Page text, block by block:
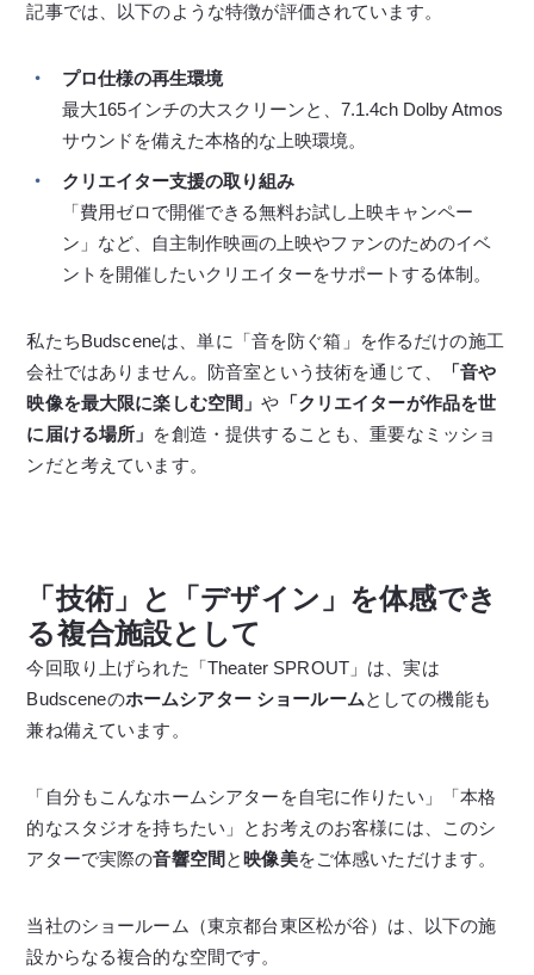
記事では、以下のような特徴が評価されています。
プロ仕様の再生環境
最大165インチの大スクリーンと、7.1.4ch Dolby Atmos
サウンドを備えた本格的な上映環境。
クリエイター支援の取り組み
「費用ゼロで開催できる無料お試し上映キャンペー
ン」など、自主制作映画の上映やファンのためのイベ
ントを開催したいクリエイターをサポートする体制。
私たちBudsceneは、単に「音を防ぐ箱」を作るだけの施工
会社ではありません。防音室という技術を通じて、
「音や
映像を最大限に楽しむ空間」や 「クリエイターが作品を世
に届ける場所」 を創造・提供することも、重要なミッショ
ンだと考えています。
「技術」と「デザイン」を体感でき
る複合施設として
今回取り上げられた「Theater SPROUT」は、実は
Budsceneのホームシアター ショールームとしての機能も
兼ね備えています。
「自分もこんなホームシアターを自宅に作りたい」「本格
的なスタジオを持ちたい」とお考えのお客様には、このシ
アターで実際の音響空間 と 映像美をご体感いただけます。
当社のショールーム（東京都台東区松が谷）は、以下の施
設からなる複合的な空間です。